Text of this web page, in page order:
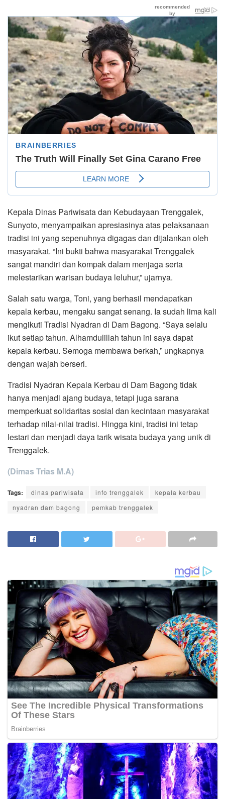
Kepala Dinas Pariwisata dan Kebudayaan Trenggalek,
Sunyoto, menyampaikan apresiasinya atas pelaksanaan
tradisi ini yang sepenuhnya digagas dan dijalankan oleh
masyarakat. “Ini bukti bahwa masyarakat Trenggalek
sangat mandiri dan kompak dalam menjaga serta
melestarikan warisan budaya leluhur,” ujarnya.
Salah satu warga, Toni, yang berhasil mendapatkan
kepala kerbau, mengaku sangat senang. Ia sudah lima kali
mengikuti Tradisi Nyadran di Dam Bagong. “Saya selalu
ikut setiap tahun. Alhamdulillah tahun ini saya dapat
kepala kerbau. Semoga membawa berkah,” ungkapnya
dengan wajah berseri.
Tradisi Nyadran Kepala Kerbau di Dam Bagong tidak
hanya menjadi ajang budaya, tetapi juga sarana
memperkuat solidaritas sosial dan kecintaan masyarakat
terhadap nilai-nilai tradisi. Hingga kini, tradisi ini tetap
lestari dan menjadi daya tarik wisata budaya yang unik di
Trenggalek.
(Dimas Trias M.A)
Tags: dinas pariwisata info trenggalek
kepala kerbau
nyadran dam bagong
pemkab trenggalek